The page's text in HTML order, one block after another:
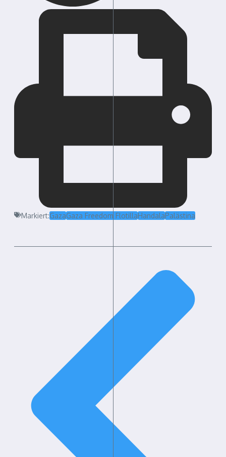
Markiert:GazaGaza Freedom FlotillaHandalaPalästina